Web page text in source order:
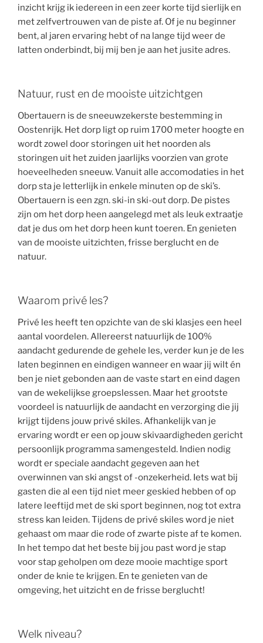
inzicht krijg ik iedereen in een zeer korte tijd sierlijk en
met zelfvertrouwen van de piste af. Of je nu beginner
bent, al jaren ervaring hebt of na lange tijd weer de
latten onderbindt, bij mij ben je aan het jusite adres.
Natuur, rust en de mooiste uitzichtgen
Obertauern is de sneeuwzekerste bestemming in
Oostenrijk. Het dorp ligt op ruim 1700 meter hoogte en
wordt zowel door storingen uit het noorden als
storingen uit het zuiden jaarlijks voorzien van grote
hoeveelheden sneeuw. Vanuit alle accomodaties in het
dorp sta je letterlijk in enkele minuten op de ski’s.
Obertauern is een zgn. ski-in ski-out dorp. De pistes
zijn om het dorp heen aangelegd met als leuk extraatje
dat je dus om het dorp heen kunt toeren. En genieten
van de mooiste uitzichten, frisse berglucht en de
natuur.
Waarom privé les?
Privé les heeft ten opzichte van de ski klasjes een heel
aantal voordelen. Allereerst natuurlijk de 100%
aandacht gedurende de gehele les, verder kun je de les
laten beginnen en eindigen wanneer en waar jij wilt én
ben je niet gebonden aan de vaste start en eind dagen
van de wekelijkse groepslessen. Maar het grootste
voordeel is natuurlijk de aandacht en verzorging die jij
krijgt tijdens jouw privé skiles. Afhankelijk van je
ervaring wordt er een op jouw skivaardigheden gericht
persoonlijk programma samengesteld. Indien nodig
wordt er speciale aandacht gegeven aan het
overwinnen van ski angst of -onzekerheid. Iets wat bij
gasten die al een tijd niet meer geskied hebben of op
latere leeftijd met de ski sport beginnen, nog tot extra
stress kan leiden. Tijdens de privé skiles word je niet
gehaast om maar die rode of zwarte piste af te komen.
In het tempo dat het beste bij jou past word je stap
voor stap geholpen om deze mooie machtige sport
onder de knie te krijgen. En te genieten van de
omgeving, het uitzicht en de frisse berglucht!
Welk niveau?